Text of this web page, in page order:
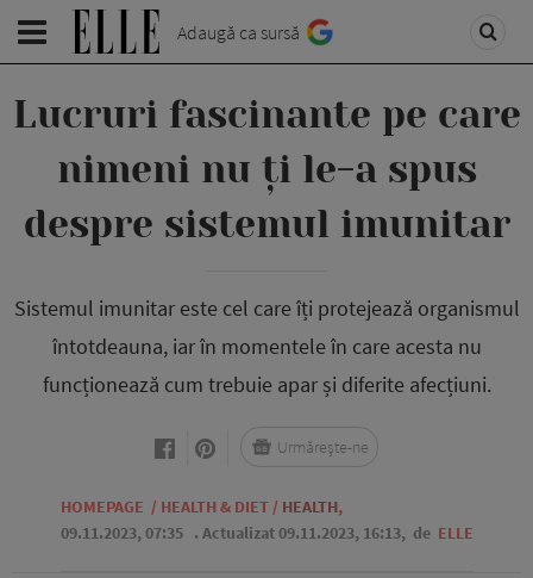
Adaugă ca sursă
Lucruri fascinante pe care
nimeni nu ți le-a spus
despre sistemul imunitar
Sistemul imunitar este cel care îți protejează organismul
întotdeauna, iar în momentele în care acesta nu
funcționează cum trebuie apar și diferite afecțiuni.
HOMEPAGE / HEALTH & DIET/ HEALTH,
09.11.2023, 07:35 . Actualizat 09.11.2023, 16:13, de ELLE
Urmărește-ne